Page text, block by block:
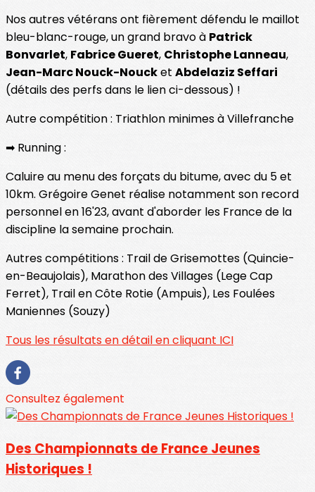
Nos autres vétérans ont fièrement défendu le maillot
bleu-blanc-rouge, un grand bravo à Patrick
Bonvarlet, Fabrice Gueret, Christophe Lanneau,
Jean-Marc Nouck-Noucket Abdelaziz Seffari
(détails des perfs dans le lien ci-dessous) !
Autre compétition : Triathlon minimes à Villefranche
➡ Running :
Caluire au menu des forçats du bitume, avec du 5 et
10km. Grégoire Genet réalise notamment son record
personnel en 16'23, avant d'aborder les France de la
discipline la semaine prochain.
Autres compétitions : Trail de Grisemottes (Quincie-
en-Beaujolais), Marathon des Villages (Lege Cap
Ferret), Trail en Côte Rotie (Ampuis), Les Foulées
Maniennes (Souzy)
Tous les résultats en détail en cliquant ICI
Consultez également
Des Championnats de France Jeunes
Historiques !